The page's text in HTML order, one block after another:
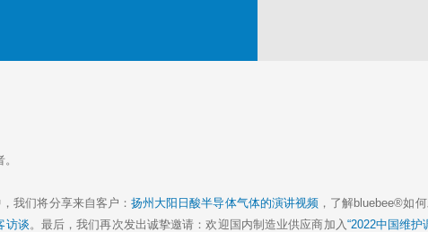
我们将分享来自客户： 扬州大阳日酸半导体气体的演讲视频 ，了解bluebee®如
访谈。最后，我们再次发出诚挚邀请：欢迎国内制造业供应商加入“2022中国维护